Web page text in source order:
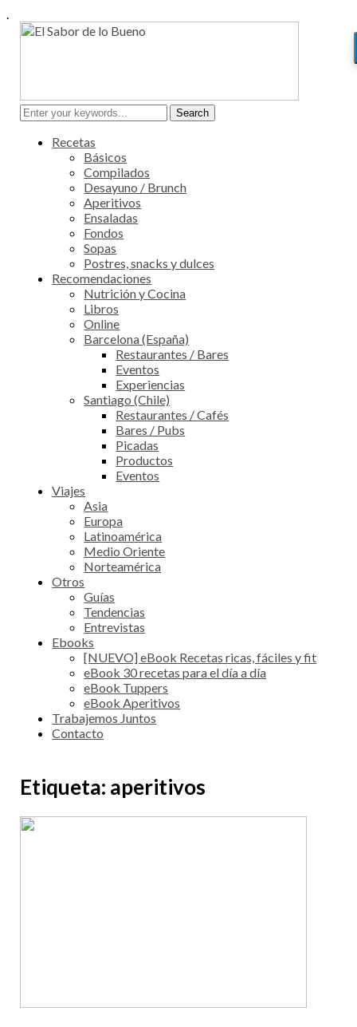
.
Recetas
Básicos
Compilados
Desayuno / Brunch
Aperitivos
Ensaladas
Fondos
Sopas
Postres, snacks y dulces
Recomendaciones
Nutrición y Cocina
Libros
Online
Barcelona (España)
Restaurantes / Bares
Eventos
Experiencias
Santiago (Chile)
Restaurantes / Cafés
Bares / Pubs
Picadas
Productos
Eventos
Viajes
Asia
Europa
Latinoamérica
Medio Oriente
Norteamérica
Otros
Guías
Tendencias
Entrevistas
Ebooks
[NUEVO] eBook Recetas ricas, fáciles y fit
eBook 30 recetas para el día a día
eBook Tuppers
eBook Aperitivos
Trabajemos Juntos
Contacto
Etiqueta: aperitivos